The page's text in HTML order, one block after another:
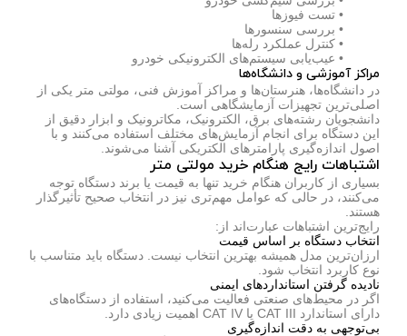
• تست فیوزها
• بررسی سنسورها
• کنترل عملکرد رله‌ها
• عیب‌یابی سیستم‌های الکترونیکی خودرو
مراکز آموزشی و دانشگاه‌ها
در دانشگاه‌ها، هنرستان‌ها و مراکز آموزش فنی، مولتی متر یکی از
اصلی‌ترین تجهیزات آزمایشگاهی است.
دانشجویان رشته‌های برق، الکترونیک، مکاترونیک و ابزار دقیق از
این دستگاه برای انجام آزمایش‌های مختلف استفاده می‌کنند و با
اصول اندازه‌گیری پارامترهای الکتریکی آشنا می‌شوند.
اشتباهات رایج هنگام خرید مولتی متر
بسیاری از کاربران هنگام خرید تنها به قیمت یا برند دستگاه توجه
می‌کنند، در حالی که عوامل مهم‌تری نیز در انتخاب صحیح تأثیرگذار
هستند.
رایج‌ترین اشتباهات عبارت‌اند از:
انتخاب دستگاه بر اساس قیمت
ارزان‌ترین مدل همیشه بهترین انتخاب نیست. دستگاه باید متناسب با
نوع کاربرد انتخاب شود.
نادیده گرفتن استانداردهای ایمنی
اگر در محیط‌های صنعتی فعالیت می‌کنید، استفاده از دستگاه‌های
دارای استاندارد CAT III یا CAT IV اهمیت زیادی دارد.
بی‌توجهی به دقت اندازه‌گیری